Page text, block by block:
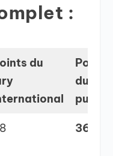
:
du
Points
du
public
362